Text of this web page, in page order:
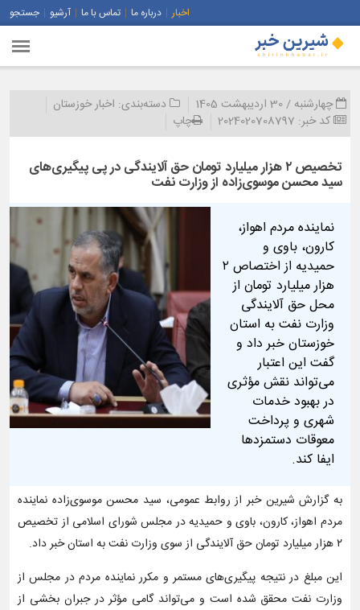
اخبار درباره ما تماس با ما آرشیو جستجو
چهارشنبه / 30 اردیبهشت 1405 دسته‌بندی: اخبار خوزستان
کد خبر: 2024020708797 چاپ
تخصیص ۲ هزار میلیارد تومان حق آلایندگی در پی پیگیری‌های
سید محسن موسوی‌زاده از وزارت نفت
نماینده مردم اهواز،
کارون، باوی و
حمیدیه از اختصاص ۲
هزار میلیارد تومان از
محل حق آلایندگی
وزارت نفت به استان
خوزستان خبر داد و
گفت این اعتبار
می‌تواند نقش مؤثری
در بهبود خدمات
شهری و پرداخت
معوقات دستمزدها
ایفا کند.
به گزارش شیرین خبر از روابط عمومی، سید محسن موسوی‌زاده نماینده
مردم اهواز، کارون، باوی و حمیدیه در مجلس شورای اسلامی از تخصیص
۲ هزار میلیارد تومان حق آلایندگی از سوی وزارت نفت به استان خبر داد.
این مبلغ در نتیجه پیگیری‌های مستمر و مکرر نماینده مردم در مجلس از
وزارت نفت محقق شده است و می‌تواند گامی مؤثر در جبران بخشی از